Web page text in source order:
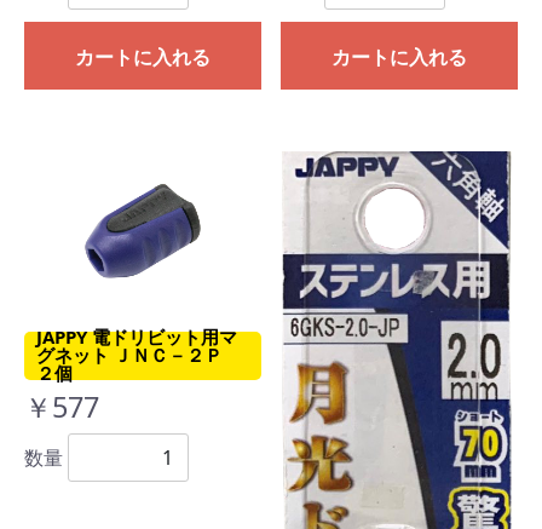
カートに入れる カートに入れる
JAPPY 電ドリビット用マ
グネット ＪＮＣ－２Ｐ
２個
￥577
数量